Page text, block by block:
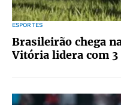
ESPORTES
Brasileirão chega
Vitória lidera com 3